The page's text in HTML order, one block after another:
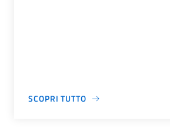
SCOPRI TUTTO